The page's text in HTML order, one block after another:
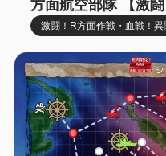
方面航空部隊 【激闘
激闘！R方面作戦・血戦！